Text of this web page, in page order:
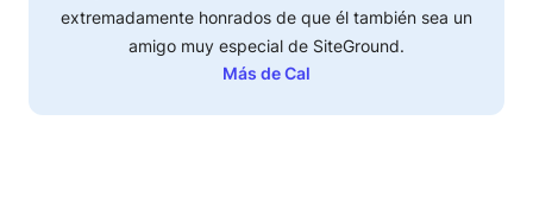
extremadamente honrados de que él también sea un
amigo muy especial de SiteGround.
Más de Cal